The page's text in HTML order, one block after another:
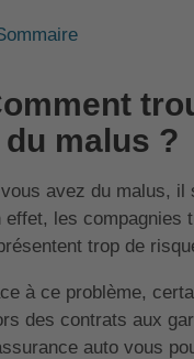
du malus ?
avez du malus, il
effet, les compagnies
trop de
à ce problème,
des contrats aux
auto vous